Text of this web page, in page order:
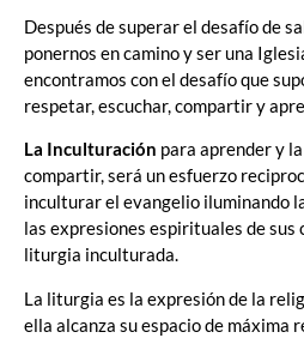
Después de superar el desafío de
ponernos en camino y ser una
encontramos con el desafío que
respetar, escuchar, compartir y
La Inculturación para aprender y la
compartir, será un esfuerzo
inculturar el evangelio iluminando
las expresiones espirituales de sus
liturgia inculturada.
La liturgia es la expresión de la
ella alcanza su espacio de máxima